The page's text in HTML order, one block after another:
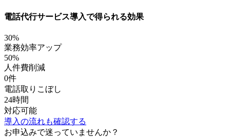
電話代行サービス導入で得られる効果
30%
業務効率アップ
50%
人件費削減
0件
電話取りこぼし
24時間
対応可能
導入の流れも確認する
お申込みで迷っていませんか？